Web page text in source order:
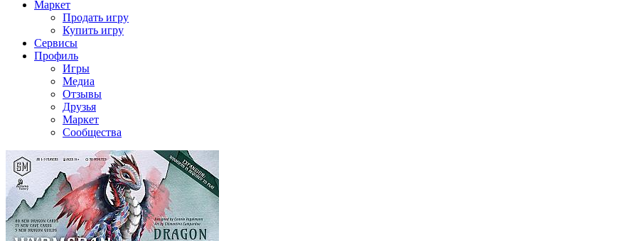
Маркет
Продать игру
Купить игру
Сервисы
Профиль
Игры
Медиа
Отзывы
Друзья
Маркет
Сообщества